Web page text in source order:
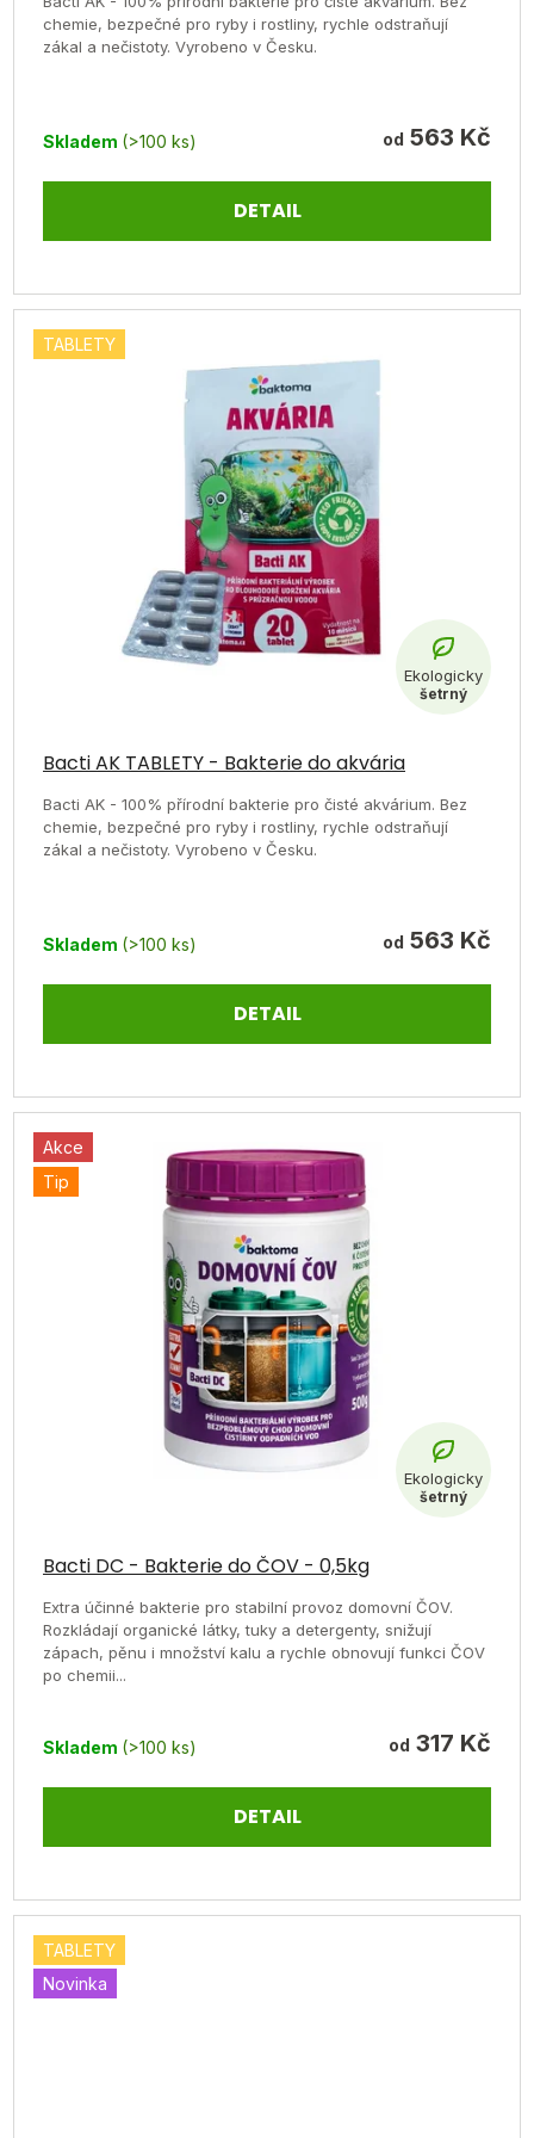
je
5,0
hvězdiček.
Skladem (>100 ks) od 563 Kč
DETAIL
chemie, bezpečné pro ryby i rostliny, rychle odstraňují
zákal a nečistoty. Vyrobeno v Česku.
TABLETY
Bacti AK TABLETY - Bakterie do akvária
Skladem (>100 ks) od 563 Kč
DETAIL
Bacti AK - 100% přírodní bakterie pro čisté akvárium. Bez
chemie, bezpečné pro ryby i rostliny, rychle odstraňují
zákal a nečistoty. Vyrobeno v Česku.
Akce
Tip
Bacti DC - Bakterie do ČOV - 0,5kg
hodnocení
produktu
je
5,0
z
hvězdiček.
Skladem (>100 ks) od 317 Kč
DETAIL
Extra účinné bakterie pro stabilní provoz domovní ČOV.
Rozkládají organické látky, tuky a detergenty, snižují
zápach, pěnu i množství kalu a rychle obnovují funkci ČOV
po chemii...
TABLETY
Novinka